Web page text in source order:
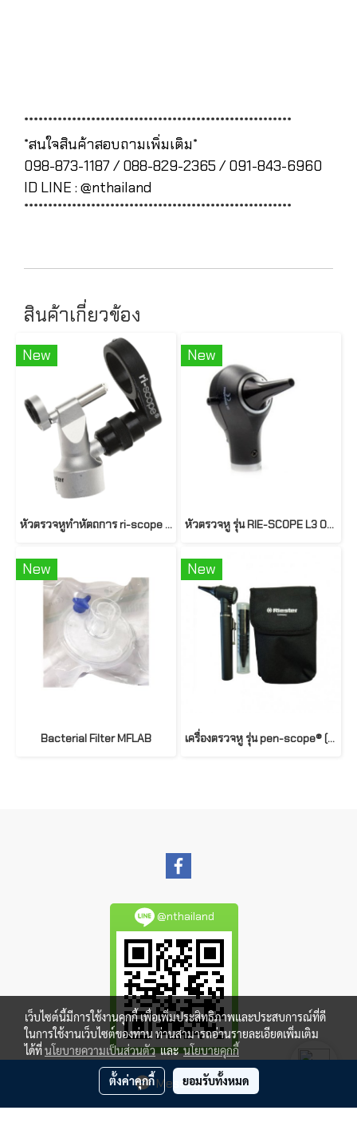
Message Us
********************************************************
*สนใจสินค้าสอบถามเพิ่มเติม*
098-873-1187 / 088-829-2365 / 091-843-6960
ID LINE : @nthailand
********************************************************
สินค้าเกี่ยวข้อง
New
หัวตรวจหูทำหัตถการ ri-scope Operation-Otoscope รุ่น R10561 ยี่ห้อ Riester ประเทศเยอรมันนี
New
หัวตรวจหู รุ่น RIE-SCOPE L3 OTO 3.5V LED (R10567)
New
Bacterial Filter MFLAB
New
เครื่องตรวจหู รุ่น pen-scope® (R2056-200)
@nthailand
Copy right by makewebeasy.com
เว็บไซต์นี้มีการใช้งานคุกกี้ เพื่อเพิ่มประสิทธิภาพและประสบการณ์ที่ดี
ในการใช้งานเว็บไซต์ของท่าน ท่านสามารถอ่านรายละเอียดเพิ่มเติม
ได้ที่นโยบายความเป็นส่วนตัวและนโยบายคุกกี้
ตั้งค่าคุกกี้ ยอมรับทั้งหมด